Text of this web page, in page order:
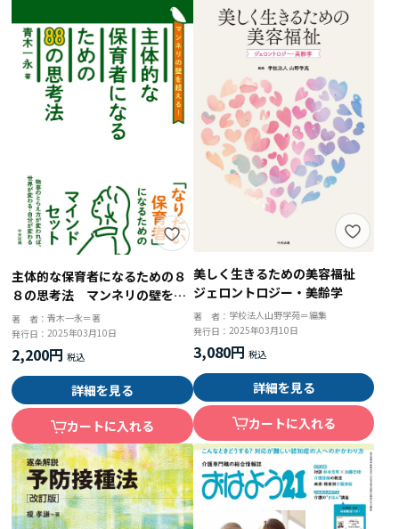
主体的な保育者になるための８
８の思考法 マンネリの壁を超
える！
著 者：青木一永＝著
発行日：2025年03月10日
2,200円
詳細を見る
カートに入れる
美しく生きるための美容福祉
ジェロントロジー・美齢学
著 者： 学校法人山野学苑＝編集
発行日： 2025年03月10日
3,080円
詳細を見る
カートに入れる